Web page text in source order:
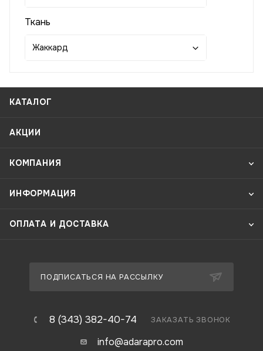
Ткань
Жаккард
КАТАЛОГ
АКЦИИ
КОМПАНИЯ
ИНФОРМАЦИЯ
ОПЛАТА И ДОСТАВКА
ПОДПИСАТЬСЯ НА РАССЫЛКУ
8 (343) 382-40-74 ЗАКАЗАТЬ ЗВОНОК
info@adarapro.com